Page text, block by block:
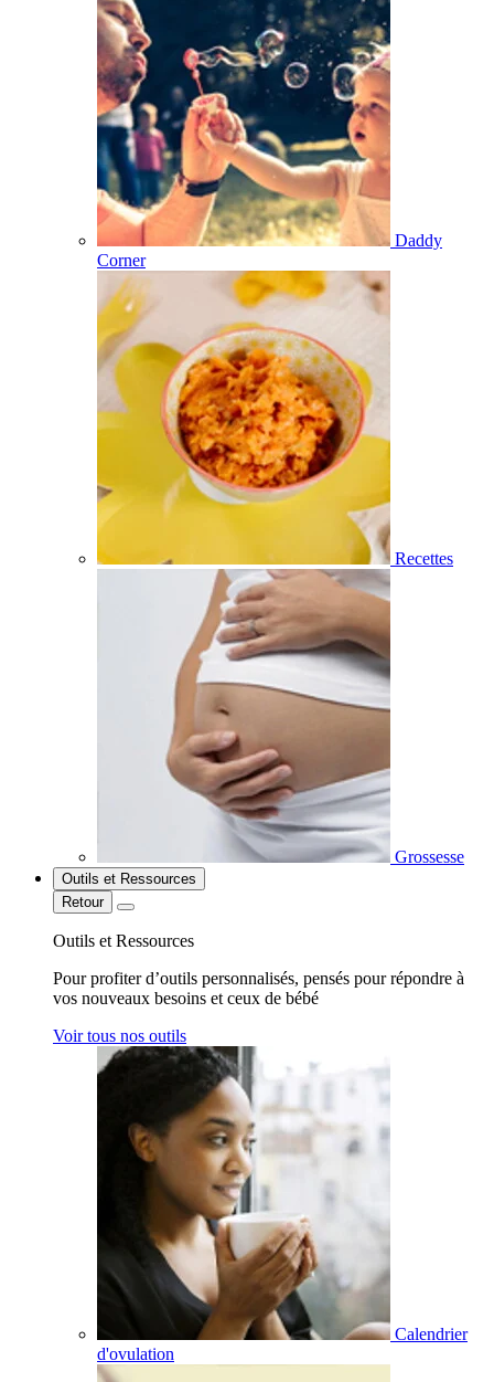
Daddy
Corner
Recettes
Grossesse
Outils et Ressources
Retour
Outils et Ressources
Pour profiter d’outils personnalisés, pensés pour répondre à
vos nouveaux besoins et ceux de bébé
Voir tous nos outils
Calendrier
d'ovulation